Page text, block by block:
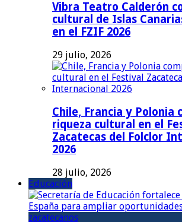
Vibra Teatro Calderón
cultural de Islas
en el FZIF 2026
29 julio, 2026
Chile, Francia y Polonia
riqueza cultural en el
Zacatecas del Folclor
2026
28 julio, 2026
Educación